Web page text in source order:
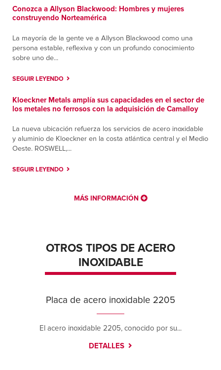
Conozca a Allyson Blackwood: Hombres y mujeres
construyendo Norteamérica
La mayoría de la gente ve a Allyson Blackwood como una
persona estable, reflexiva y con un profundo conocimiento
sobre uno de...
SEGUIR LEYENDO
Kloeckner Metals amplía sus capacidades en el sector de
los metales no ferrosos con la adquisición de Camalloy
La nueva ubicación refuerza los servicios de acero inoxidable
y aluminio de Kloeckner en la costa atlántica central y el Medio
Oeste. ROSWELL,...
SEGUIR LEYENDO
MÁS INFORMACIÓN
OTROS TIPOS DE ACERO
INOXIDABLE
Placa de acero inoxidable 2205
El acero inoxidable 2205, conocido por su...
DETALLES